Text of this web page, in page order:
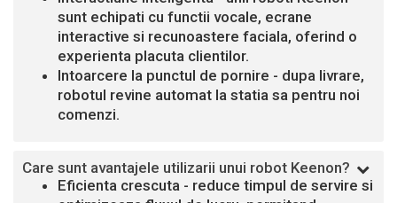
sunt echipati cu functii vocale, ecrane
interactive si recunoastere faciala, oferind o
experienta placuta clientilor.
Intoarcere la punctul de pornire - dupa livrare,
robotul revine automat la statia sa pentru noi
comenzi.
Care sunt avantajele utilizarii unui robot Keenon?
Eficienta crescuta - reduce timpul de servire si